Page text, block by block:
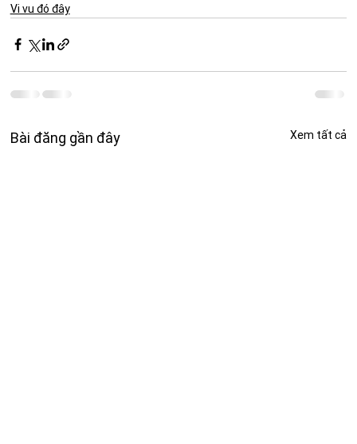
Vi vu đó đây
Bài đăng gần đây Xem tất cả